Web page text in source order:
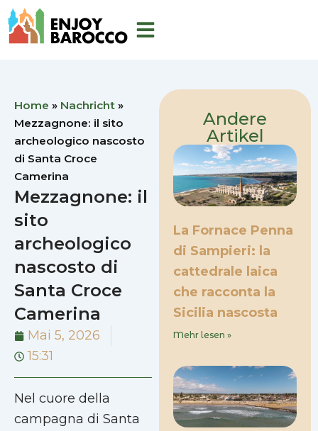
Zum
Inhalt
Home » Nachricht »
Mezzagnone: il sito
archeologico nascosto
di Santa Croce
Camerina
Mezzagnone: il
sito
archeologico
nascosto di
Santa Croce
Camerina
Mai 5, 2026
15:31
Nel cuore della
campagna di Santa
Andere
Artikel
La Fornace Penna
di Sampieri: la
cattedrale laica
che racconta la
Sicilia nascosta
Mehr lesen »